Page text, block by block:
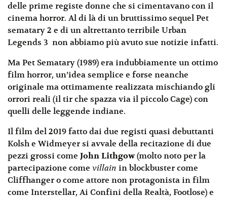
delle prime registe donne che si cimentavano con il
cinema horror. Al di là di un bruttissimo sequel Pet
sematary 2 e di un altrettanto terribile Urban
Legends 3 non abbiamo più avuto sue notizie infatti.
Ma Pet Sematary (1989) era indubbiamente un ottimo
film horror, un’idea semplice e forse neanche
originale ma ottimamente realizzata mischiando gli
orrori reali (il tir che spazza via il piccolo Cage) con
quelli delle leggende indiane.
Il film del 2019 fatto dai due registi quasi debuttanti
Kolsh e Widmeyer si avvale della recitazione di due
pezzi grossi come John Lithgow(molto noto per la
partecipazione come villain in blockbuster come
Cliffhanger o come attore non protagonista in film
come Interstellar, Ai Confini della Realtà, Footlose) e